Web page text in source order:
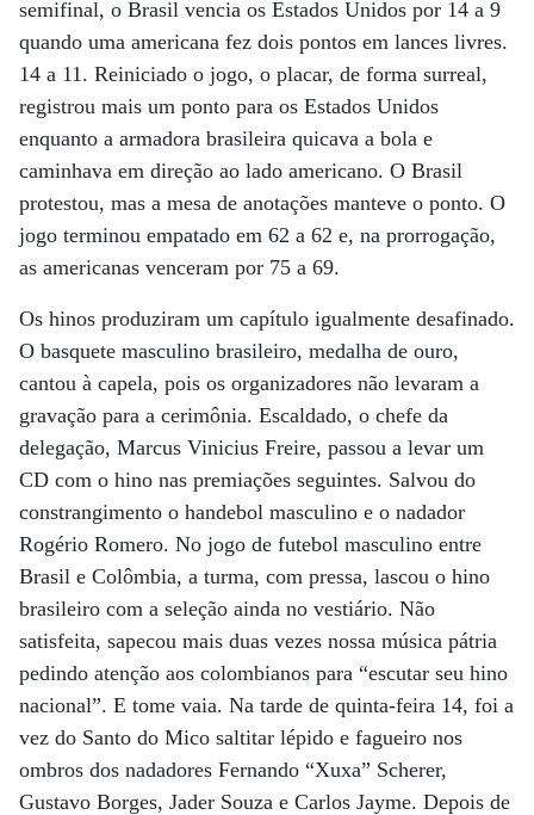
semifinal, o Brasil vencia os Estados Unidos por 14 a 9
quando uma americana fez dois pontos em lances livres.
14 a 11. Reiniciado o jogo, o placar, de forma surreal,
registrou mais um ponto para os Estados Unidos
enquanto a armadora brasileira quicava a bola e
caminhava em direção ao lado americano. O Brasil
protestou, mas a mesa de anotações manteve o ponto. O
jogo terminou empatado em 62 a 62 e, na prorrogação,
as americanas venceram por 75 a 69.
Os hinos produziram um capítulo igualmente desafinado.
O basquete masculino brasileiro, medalha de ouro,
cantou à capela, pois os organizadores não levaram a
gravação para a cerimônia. Escaldado, o chefe da
delegação, Marcus Vinicius Freire, passou a levar um
CD com o hino nas premiações seguintes. Salvou do
constrangimento o handebol masculino e o nadador
Rogério Romero. No jogo de futebol masculino entre
Brasil e Colômbia, a turma, com pressa, lascou o hino
brasileiro com a seleção ainda no vestiário. Não
satisfeita, sapecou mais duas vezes nossa música pátria
pedindo atenção aos colombianos para “escutar seu hino
nacional”. E tome vaia. Na tarde de quinta-feira 14, foi a
vez do Santo do Mico saltitar lépido e fagueiro nos
ombros dos nadadores Fernando “Xuxa” Scherer,
Gustavo Borges, Jader Souza e Carlos Jayme. Depois de